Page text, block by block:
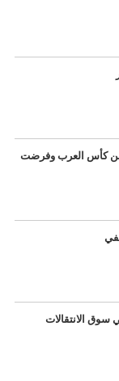
من كأس العرب وفرضت